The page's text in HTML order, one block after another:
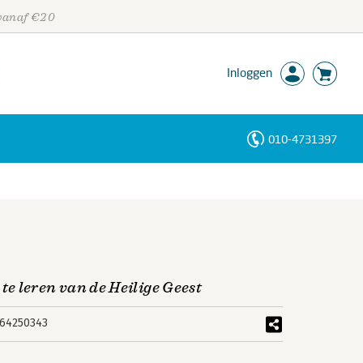
€20
Inloggen
010-4731397
leren van de Heilige Geest
Personen